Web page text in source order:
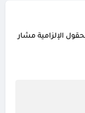
الإلزامية مشار